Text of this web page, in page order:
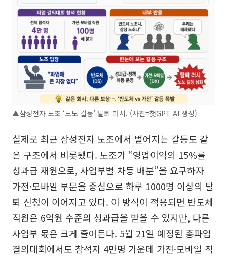
▲삼성전자 노조 ‘노노 갈등’ 탈퇴 러시. (사진=챗GPT AI 생성)
실제로 최근 삼성전자 노조에서 벌어지는 갈등도 같
은 구조에서 비롯됐다. 노조가 “영업이익의 15%를
성과급 재원으로, 사업부별 차등 배분”을 요구하자
가전·모바일 부문을 중심으로 하루 1000명 이상의 탈
퇴 신청이 이어지고 있다. 이 방식이 적용되면 반도체
직원은 6억원 수준의 성과급을 받을 수 있지만, 다른
사업부 몫은 크게 줄어든다. 5월 21일 예정된 총파업
결의대회에서도 참석자 4만명 가운데 가전·모바일 직